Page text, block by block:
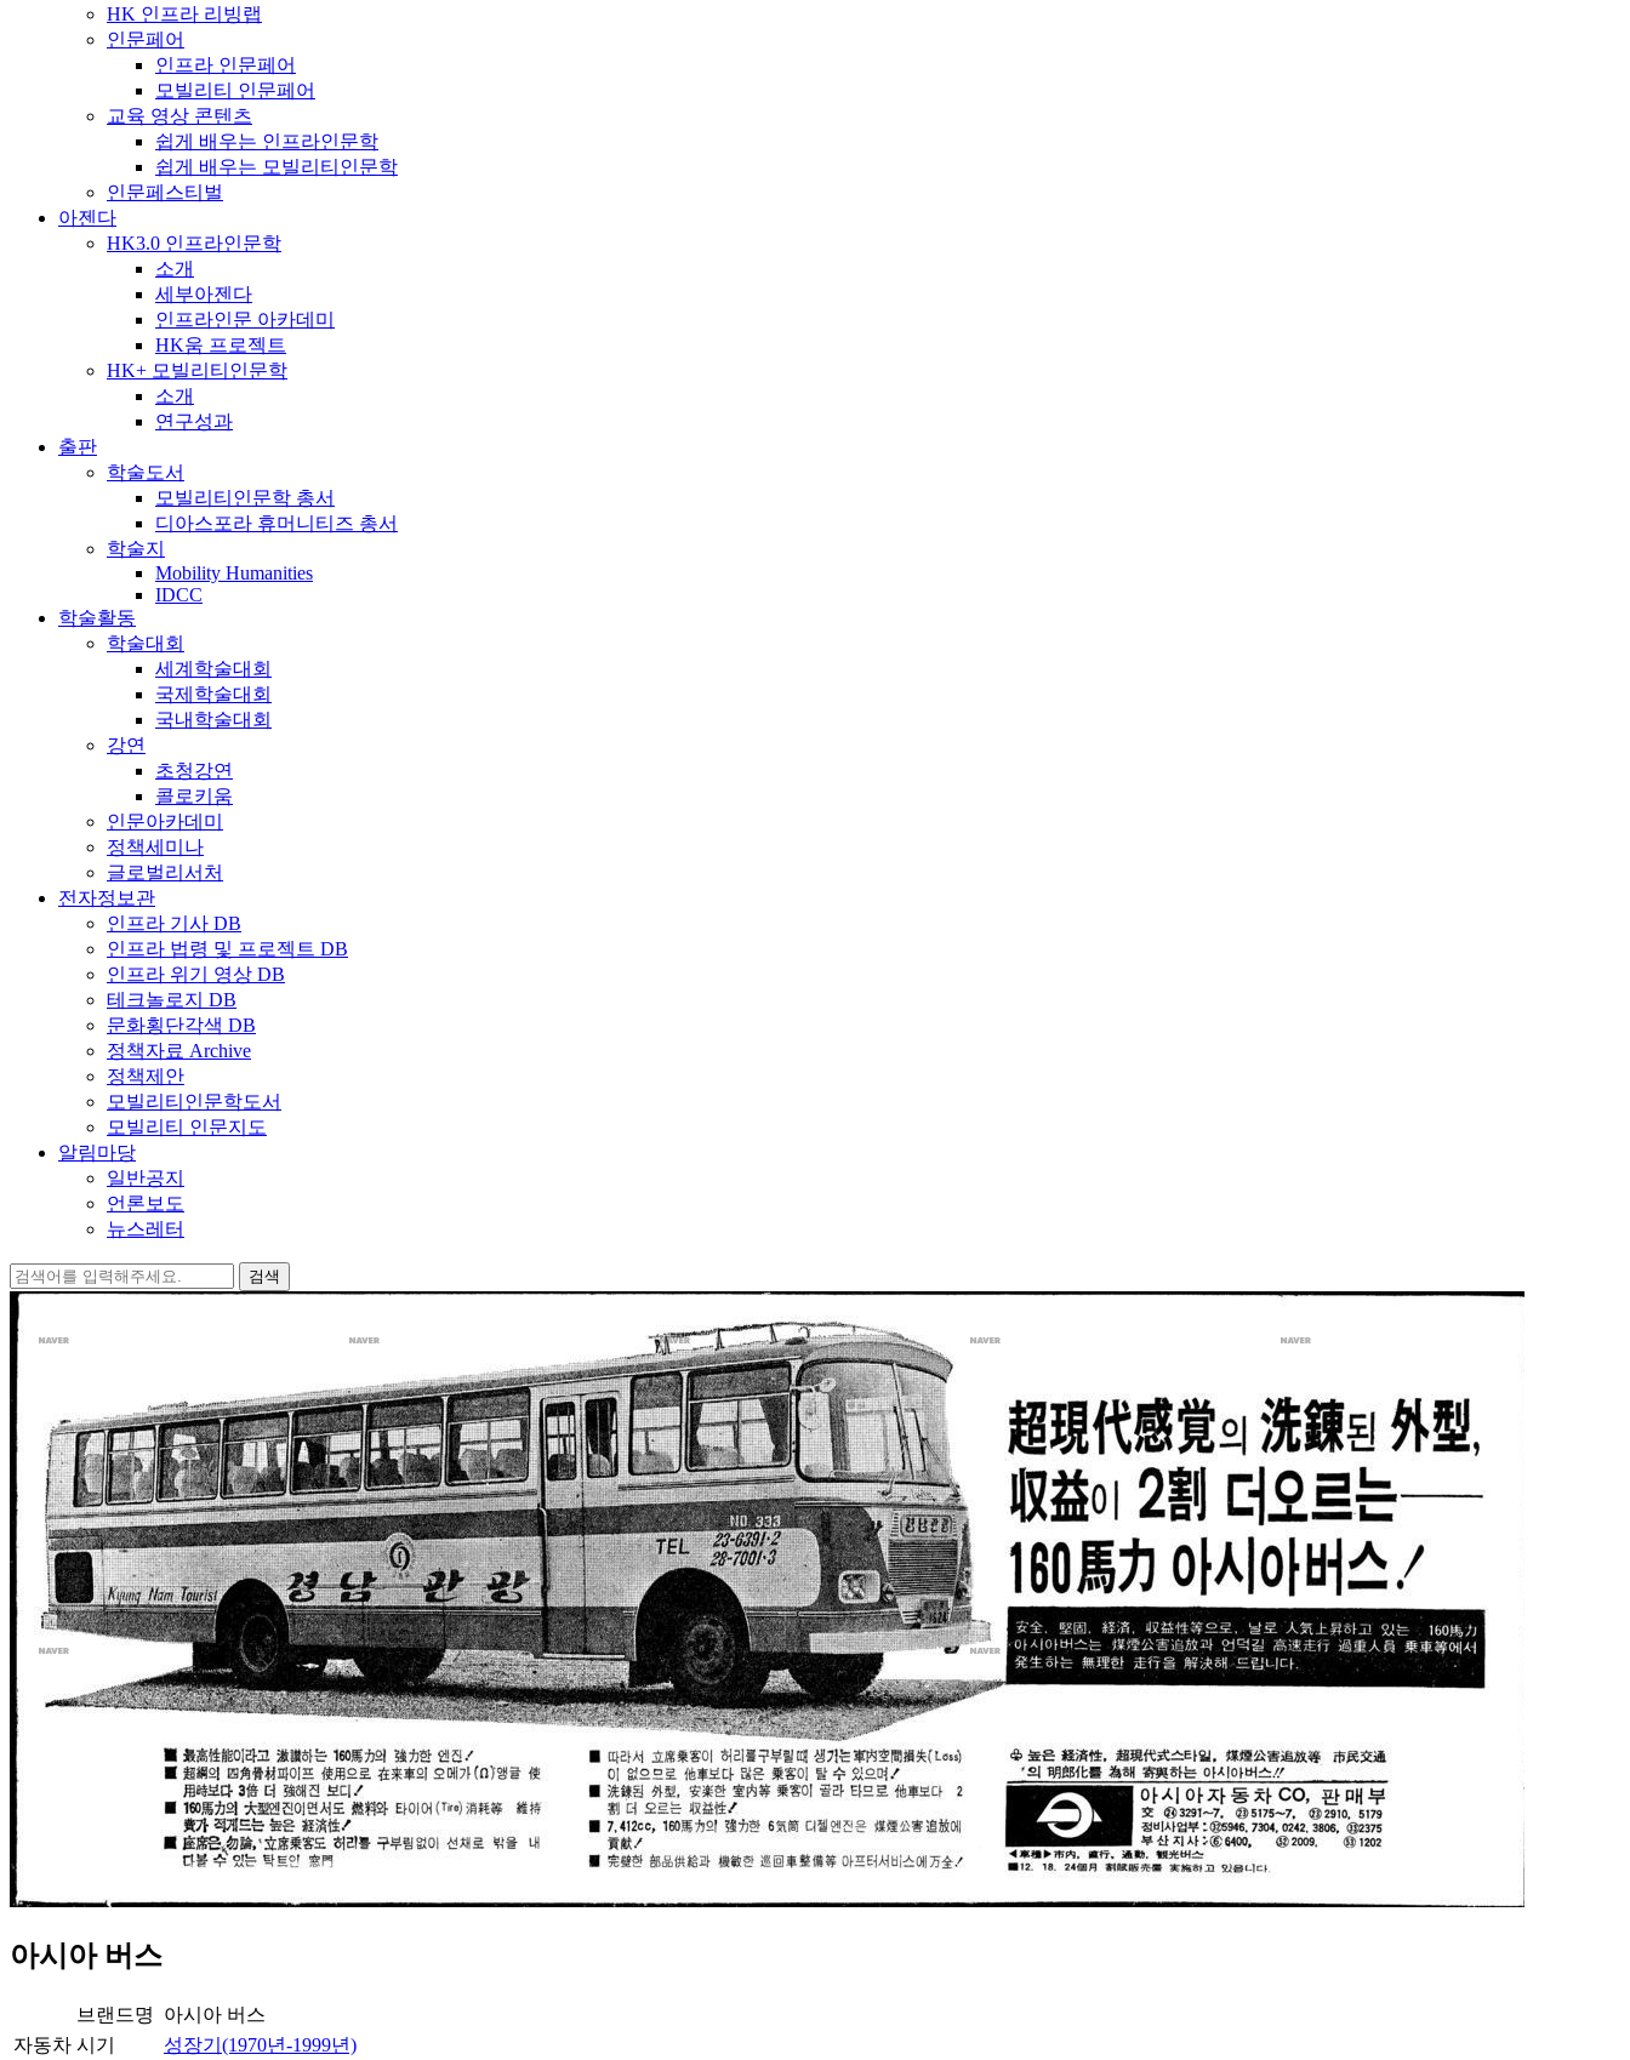
HK 인프라 리빙랩
인문페어
인프라 인문페어
모빌리티 인문페어
교육 영상 콘텐츠
쉽게 배우는 인프라인문학
쉽게 배우는 모빌리티인문학
인문페스티벌
아젠다
HK3.0 인프라인문학
소개
세부아젠다
인프라인문 아카데미
HK움 프로젝트
HK+ 모빌리티인문학
소개
연구성과
출판
학술도서
모빌리티인문학 총서
디아스포라 휴머니티즈 총서
학술지
Mobility Humanities
IDCC
학술활동
학술대회
세계학술대회
국제학술대회
국내학술대회
강연
초청강연
콜로키움
인문아카데미
정책세미나
글로벌리서처
전자정보관
인프라 기사 DB
인프라 법령 및 프로젝트 DB
인프라 위기 영상 DB
테크놀로지 DB
문화횡단각색 DB
정책자료 Archive
정책제안
모빌리티인문학도서
모빌리티 인문지도
알림마당
일반공지
언론보도
뉴스레터
검
색:
아시아 버스
자동차
브랜드명
아시아 버스
시기
성장기(1970년-1999년)